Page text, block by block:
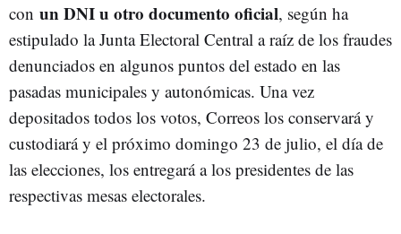
con un DNI u otro documento oficial, según ha
estipulado la Junta Electoral Central a raíz de los fraudes
denunciados en algunos puntos del estado en las
pasadas municipales y autonómicas. Una vez
depositados todos los votos, Correos los conservará y
custodiará y el próximo domingo 23 de julio, el día de
las elecciones, los entregará a los presidentes de las
respectivas mesas electorales.